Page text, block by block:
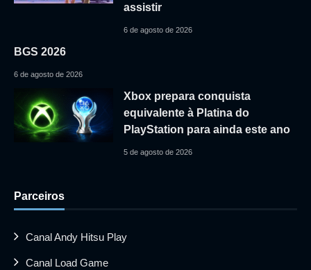
assistir
6 de agosto de 2026
BGS 2026
6 de agosto de 2026
Xbox prepara conquista
equivalente à Platina do
PlayStation para ainda este ano
5 de agosto de 2026
Parceiros
Canal Andy Hitsu Play
Canal Load Game